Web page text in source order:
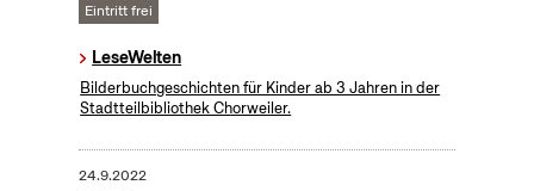
Eintritt frei
LeseWelten
Bilderbuchgeschichten für Kinder ab 3 Jahren in der
Stadtteilbibliothek Chorweiler.
24.9.2022